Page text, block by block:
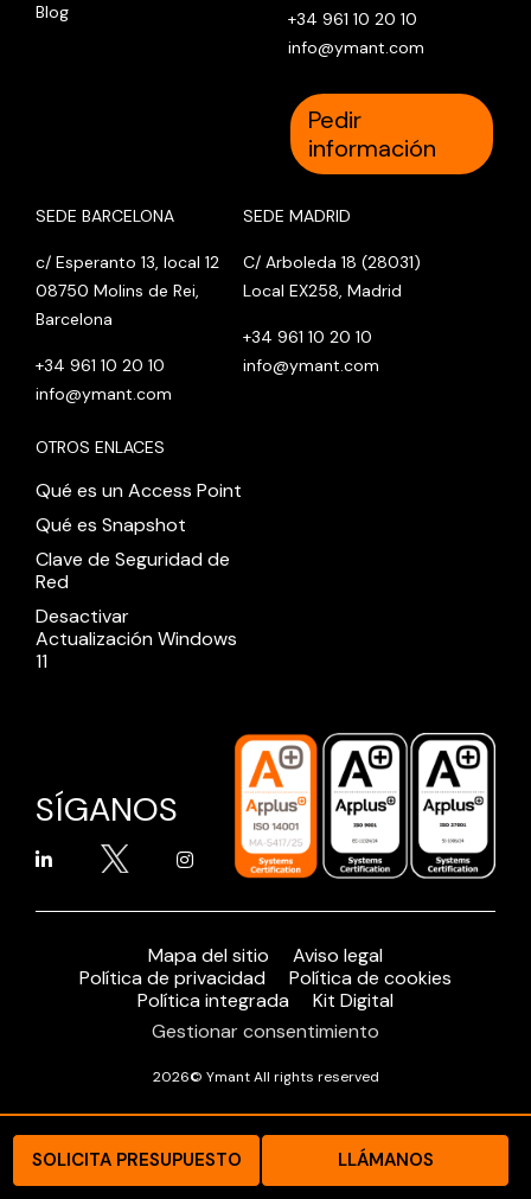
SOLICITA PRESUPUESTO LLÁMANOS
Blog
+34 961 10 20 10
info@ymant.com
Pedir
información
SEDE BARCELONA
c/ Esperanto 13, local 12
08750 Molins de Rei,
Barcelona
+34 961 10 20 10
info@ymant.com
SEDE MADRID
C/ Arboleda 18 (28031)
Local EX258, Madrid
+34 961 10 20 10
info@ymant.com
OTROS ENLACES
Qué es un Access Point
Qué es Snapshot
Clave de Seguridad de
Red
Desactivar
Actualización Windows
11
SÍGANOS
2026© Ymant All rights reserved
Mapa del sitio
Aviso legal
Política de privacidad
Política de cookies
Política integrada
Kit Digital
Gestionar consentimiento